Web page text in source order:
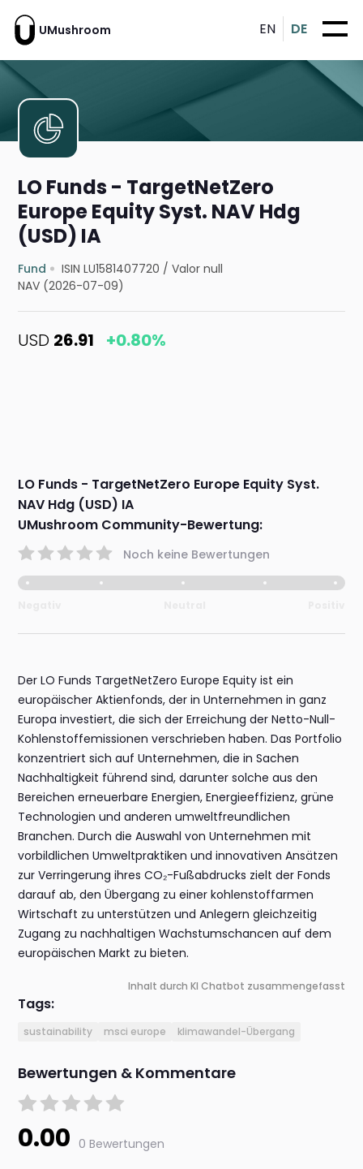
UMushroom EN DE
LO Funds - TargetNetZero
Europe Equity Syst. NAV Hdg
(USD) IA
Fund ISIN LU1581407720 /Valor null
NAV (2026-07-09)
USD 26.91 +0.80%
LO Funds - TargetNetZero Europe Equity Syst.
NAV Hdg (USD) IA
UMushroom Community-Bewertung:
Noch keine Bewertungen
Der LO Funds TargetNetZero Europe Equity ist ein
europäischer Aktienfonds, der in Unternehmen in ganz
Europa investiert, die sich der Erreichung der Netto-Null-
Kohlenstoffemissionen verschrieben haben. Das Portfolio
konzentriert sich auf Unternehmen, die in Sachen
Nachhaltigkeit führend sind, darunter solche aus den
Bereichen erneuerbare Energien, Energieeffizienz, grüne
Technologien und anderen umweltfreundlichen
Branchen. Durch die Auswahl von Unternehmen mit
vorbildlichen Umweltpraktiken und innovativen Ansätzen
zur Verringerung ihres CO₂-Fußabdrucks zielt der Fonds
darauf ab, den Übergang zu einer kohlenstoffarmen
Wirtschaft zu unterstützen und Anlegern gleichzeitig
Zugang zu nachhaltigen Wachstumschancen auf dem
europäischen Markt zu bieten.
Inhalt durch KI Chatbot zusammengefasst
Tags:
sustainability msci europe klimawandel-Übergang
Bewertungen & Kommentare
0.00 0 Bewertungen